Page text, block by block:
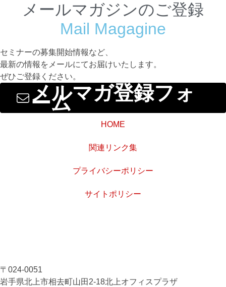
メールマガジンのご登録
Mail Magagine
セミナーの募集開始情報など、
最新の情報をメールにてお届けいたします。
ぜひご登録ください。
メルマガ登録フォ
ーム
HOME
関連リンク集
プライバシーポリシー
サイトポリシー
〒024-0051
岩手県北上市相去町山田2-18北上オフィスプラザ